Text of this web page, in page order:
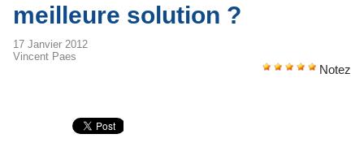
meilleure solution ?
17 Janvier 2012
Vincent Paes
Notez